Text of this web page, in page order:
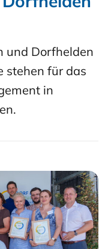
und Dorfhelden
stehen für das
in